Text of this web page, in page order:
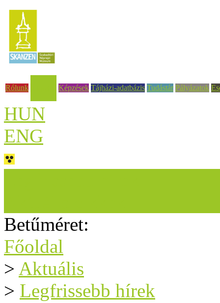
Rólunk Képzések Tájházi-adatbázis Tudástár Pályázatok
HUN
ENG
Betűméret:
Főoldal
> Aktuális
> Legfrissebb hírek